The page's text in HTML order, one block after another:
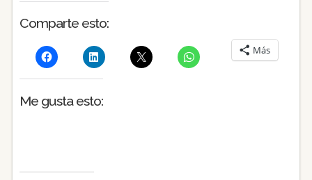
Comparte esto:
Más
Me gusta esto: